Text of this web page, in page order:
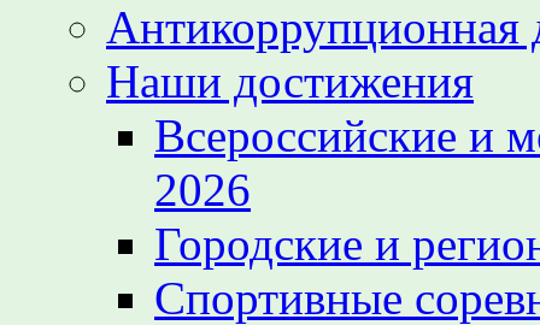
Антикоррупционная
Наши достижения
Всероссийские и
2026
Городские и
Спортивные